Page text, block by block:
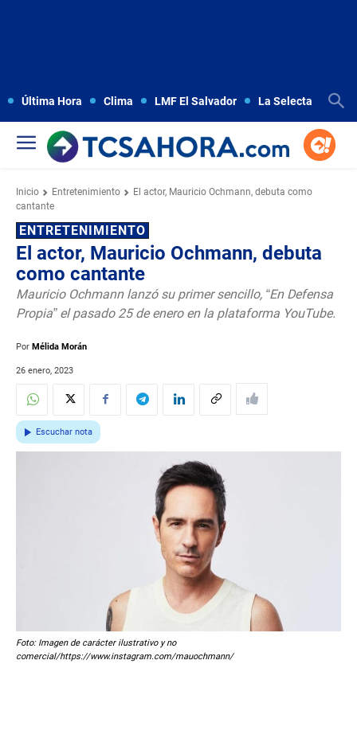
Última Hora Clima LMF El Salvador La Selecta
Inicio Entretenimiento
El actor, Mauricio Ochmann, debuta como
cantante
ENTRETENIMIENTO
El actor, Mauricio Ochmann, debuta
como cantante
Mauricio Ochmann lanzó su primer sencillo, “En Defensa
Propia” el pasado 25 de enero en la plataforma YouTube.
Por Mélida Morán
26 enero, 2023
Escuchar nota
Foto: Imagen de carácter ilustrativo y no
comercial/https://www.instagram.com/mauochmann/